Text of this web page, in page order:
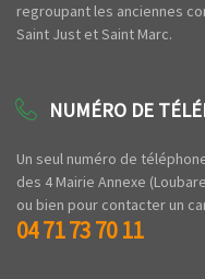
regroupant les anciennes
Saint Just et Saint Marc.
NUMÉRO DE
Un seul numéro de
des 4 Mairie Annexe
ou bien pour contacter un
04 71 73 70 11